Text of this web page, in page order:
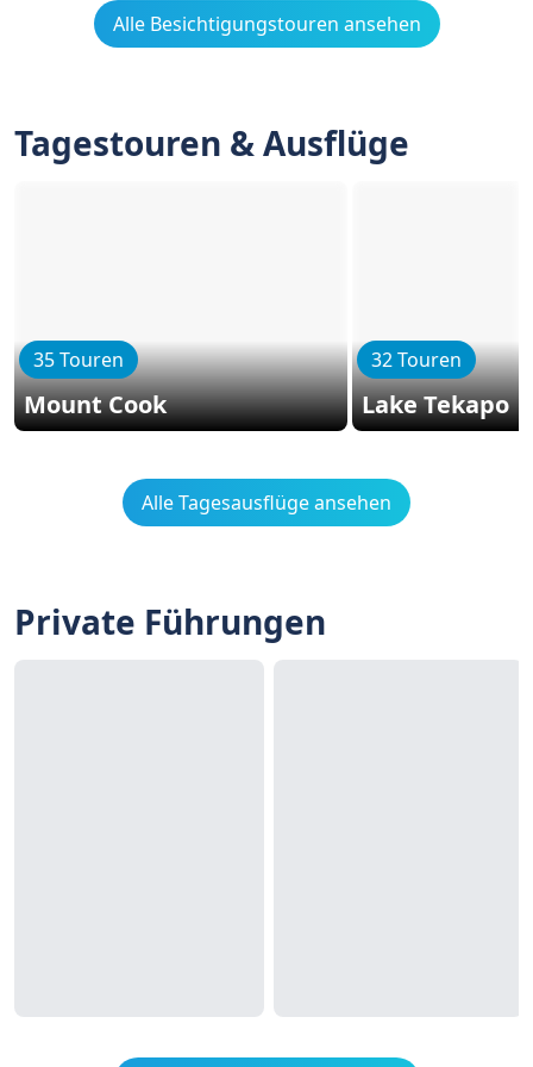
Alle Besichtigungstouren ansehen
Tagestouren & Ausflüge
35 Touren
Mount Cook
32 Touren
Lake Tekapo
Alle Tagesausflüge ansehen
Private Führungen